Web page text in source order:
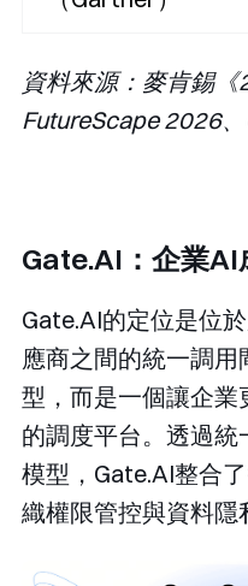
資料來源：麥肯錫
FutureScape 2026
Gate.AI：企業AI
Gate.AI的定位是位
應商之間的統一調
型，而是一個讓企
的調度平台。透過
模型，Gate.AI整合
織權限管控與資料隱